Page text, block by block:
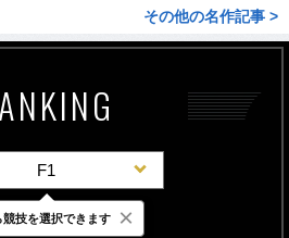
その他の名作記事 >
F1
24時間 週間
競技を選択できます ×